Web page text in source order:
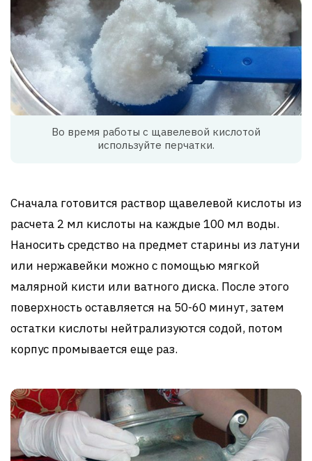
Во время работы с щавелевой кислотой
используйте перчатки.
Сначала готовится раствор щавелевой кислоты из
расчета 2 мл кислоты на каждые 100 мл воды.
Наносить средство на предмет старины из латуни
или нержавейки можно с помощью мягкой
малярной кисти или ватного диска. После этого
поверхность оставляется на 50-60 минут, затем
остатки кислоты нейтрализуются содой, потом
корпус промывается еще раз.